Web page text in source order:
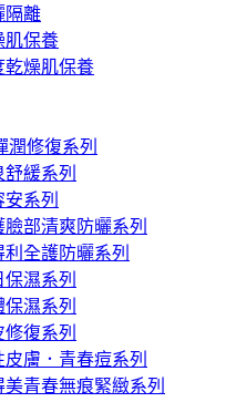
隔離
肌保養
乾燥肌保養
潤修復系列
舒緩系列
安系列
臉部清爽防曬系列
利全護防曬系列
保濕系列
保濕系列
修復系列
皮膚．青春痘系列
美青春無痕緊緻系列